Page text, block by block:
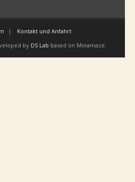
Kontakt und Anfahrt
by DS Lab based on Minamaze.